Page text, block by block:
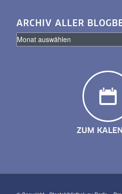
ARCHIV ALLER
ZUM